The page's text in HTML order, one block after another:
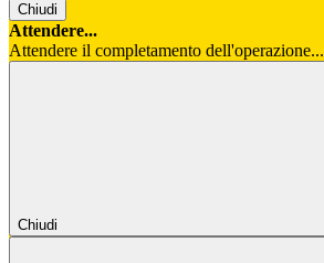
Chiudi
Attendere...
Attendere il completamento dell'operazione...
Chiudi